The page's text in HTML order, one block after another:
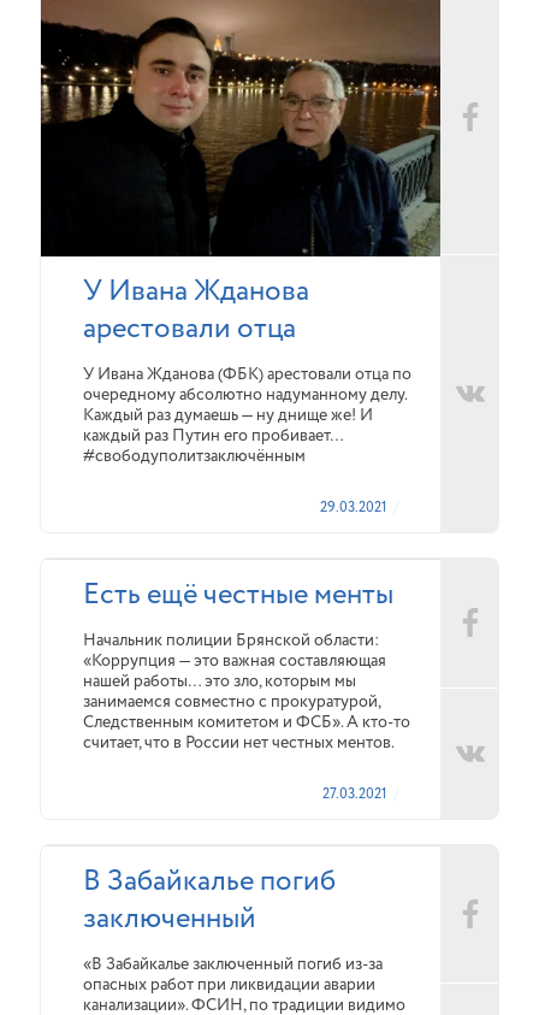
У Ивана Жданова
арестовали отца
У Ивана Жданова (ФБК) арестовали отца по
очередному абсолютно надуманному делу.
Каждый раз думаешь — ну днище же! И
каждый раз Путин его пробивает…
#свободуполитзаключённым
29.03.2021
Есть ещё честные менты
Начальник полиции Брянской области:
«Коррупция — это важная составляющая
нашей работы… это зло, которым мы
занимаемся совместно с прокуратурой,
Следственным комитетом и ФСБ». А кто-то
считает, что в России нет честных ментов.
27.03.2021
В Забайкалье погиб
заключенный
«В Забайкалье заключенный погиб из-за
опасных работ при ликвидации аварии
канализации». ФСИН, по традиции видимо